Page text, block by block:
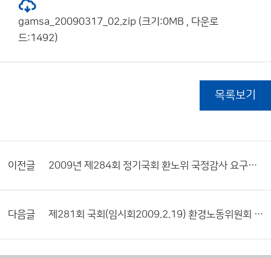
gamsa_20090317_02.zip (크기:0MB , 다운로
드:1492)
목록보기
이전글 2009년 제284회 정기국회 환노위 국정감사 요구자료 목록
다음글 제281회 국회(임시회2009.2.19) 환경노동위원회 주요업무보고